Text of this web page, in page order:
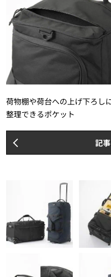
荷物棚や荷台への上げ下ろし
整理できるポケット
記